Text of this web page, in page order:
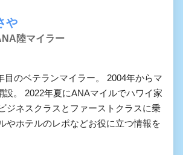
や
陸マイラー
目のベテランマイラー。 2004年からマ
設。 2022年夏にANAマイルでハワイ家
ジネスクラスとファーストクラスに乗
やホテルのレポなどお役に立つ情報を